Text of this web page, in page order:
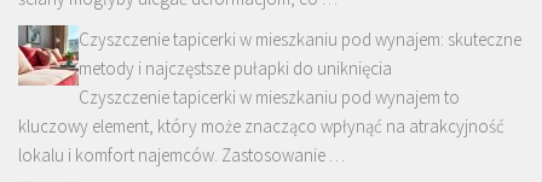
Czyszczenie tapicerki w mieszkaniu pod wynajem: skuteczne
metody i najczęstsze pułapki do uniknięcia
Czyszczenie tapicerki w mieszkaniu pod wynajem to
kluczowy element, który może znacząco wpłynąć na atrakcyjność
lokalu i komfort najemców. Zastosowanie …